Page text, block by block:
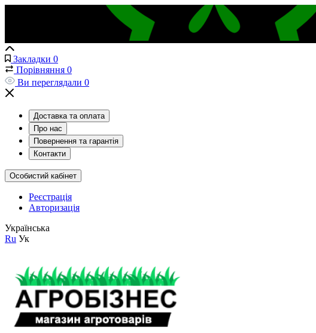
Закладки 0
Порівняння 0
Ви переглядали 0
Доставка та оплата
Про нас
Повернення та гарантія
Контакти
Особистий кабінет
Реєстрація
Авторизація
Українська
Ru Ук